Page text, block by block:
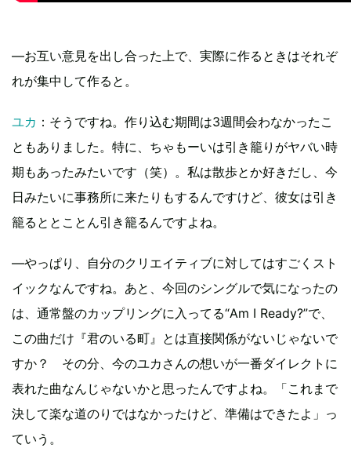
―お互い意見を出し合った上で、実際に作るときはそれぞ
れが集中して作ると。
ユカ ：そうですね。作り込む期間は3週間会わなかったこ
ともありました。特に、ちゃもーいは引き籠りがヤバい時
期もあったみたいです（笑）。私は散歩とか好きだし、今
日みたいに事務所に来たりもするんですけど、彼女は引き
籠るととことん引き籠るんですよね。
―やっぱり、自分のクリエイティブに対してはすごくスト
イックなんですね。あと、今回のシングルで気になったの
は、通常盤のカップリングに入ってる“Am I Ready?”で、
この曲だけ『君のいる町』とは直接関係がないじゃないで
すか？ その分、今のユカさんの想いが一番ダイレクトに
表れた曲なんじゃないかと思ったんですよね。「これまで
決して楽な道のりではなかったけど、準備はできたよ」っ
ていう。